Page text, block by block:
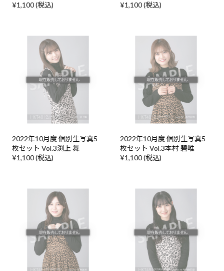
¥1,100 (税込)
¥1,100 (税込)
2022年10月度 個別生写真5
枚セット Vol.3渕上 舞
¥1,100 (税込)
2022年10月度 個別生写真5
枚セット Vol.3本村 碧唯
¥1,100 (税込)